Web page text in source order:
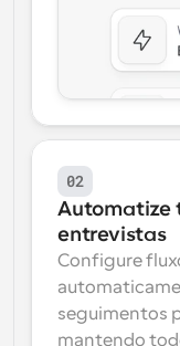
02
Automatize
entrevistas
Configure
seguimentos
mantendo